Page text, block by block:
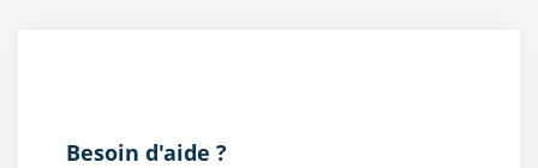
Besoin d'aide ?